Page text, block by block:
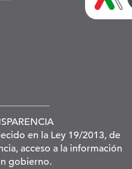
en la Ley 19/2013, de
acceso a la información
gobierno.